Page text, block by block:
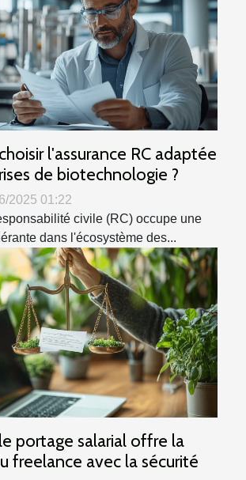
l'assurance RC adaptée
de biotechnologie ?
2025 01:22
civile (RC) occupe une
dans l'écosystème des...
portage salarial offre la
freelance avec la sécurité